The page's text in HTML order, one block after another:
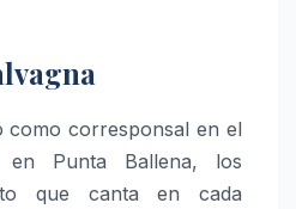
como corresponsal en el
en Punta Ballena, los
que canta en cada